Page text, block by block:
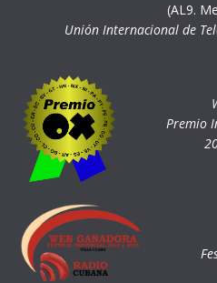
(AL9.
Unión Internacional de
Premio